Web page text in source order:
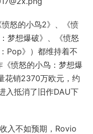
怒的小鸟2》、《愤
梦想爆破》、《愤怒
Pop》）都维持着不
愤怒的小鸟：梦想爆
花销2370万欧元，约
入抵消了旧作DAU下
入不如预期，Rovio